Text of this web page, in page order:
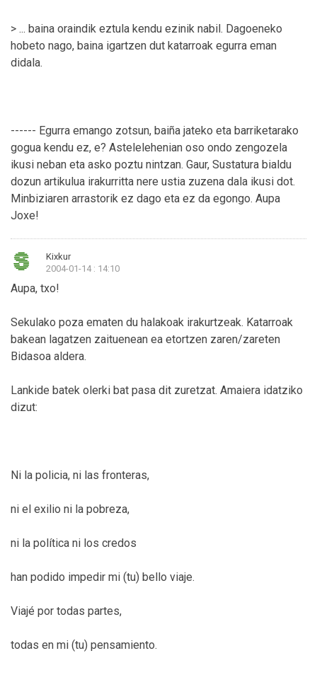
> ... baina oraindik eztula kendu ezinik nabil. Dagoeneko
hobeto nago, baina igartzen dut katarroak egurra eman
didala.
------ Egurra emango zotsun, baiña jateko eta barriketarako
gogua kendu ez, e? Astelelehenian oso ondo zengozela
ikusi neban eta asko poztu nintzan. Gaur, Sustatura bialdu
dozun artikulua irakurritta nere ustia zuzena dala ikusi dot.
Minbiziaren arrastorik ez dago eta ez da egongo. Aupa
Joxe!
Kixkur
2004-01-14 : 14:10
Aupa, txo!
Sekulako poza ematen du halakoak irakurtzeak. Katarroak
bakean lagatzen zaituenean ea etortzen zaren/zareten
Bidasoa aldera.
Lankide batek olerki bat pasa dit zuretzat. Amaiera idatziko
dizut:
Ni la policia, ni las fronteras,
ni el exilio ni la pobreza,
ni la política ni los credos
han podido impedir mi (tu) bello viaje.
Viajé por todas partes,
todas en mi (tu) pensamiento.